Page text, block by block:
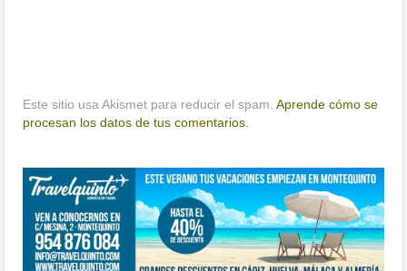
Este sitio usa Akismet para reducir el spam.Aprende cómo se
procesan los datos de tus comentarios.